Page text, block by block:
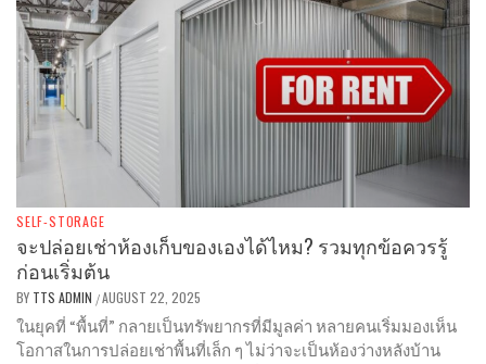
SELF-STORAGE
จะปล่อยเช่าห้องเก็บของเองได้ไหม? รวมทุกข้อควรรู้
ก่อนเริ่มต้น
BY TTS ADMIN /AUGUST 22, 2025
ในยุคที่ “พื้นที่” กลายเป็นทรัพยากรที่มีมูลค่า หลายคนเริ่มมองเห็น
โอกาสในการปล่อยเช่าพื้นที่เล็ก ๆ ไม่ว่าจะเป็นห้องว่างหลังบ้าน